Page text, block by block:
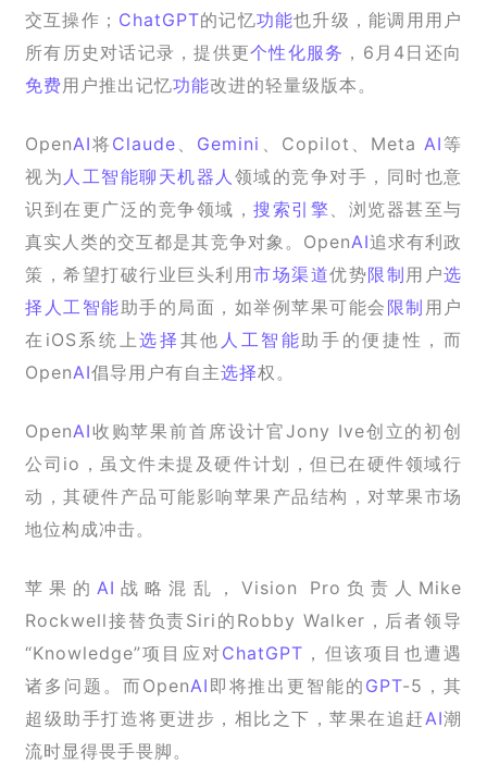
交互操作； ChatGPT的记忆功能也升级，能调用用户
所有历史对话记录，提供更个性化服务 ，6月4日还向
免费用户推出记忆功能改进的轻量级版本。
OpenAI将 Claude 、 Gemini 、Copilot、Meta AI 等
视为 人工智能聊天机器人 领域的竞争对手，同时也意
识到在更广泛的竞争领域， 搜索引擎、浏览器甚至与
真实人类的交互都是其竞争对象。OpenAI追求有利政
策，希望打破行业巨头利用市场渠道优势限制用户选
择 人工智能助手的局面，如举例苹果可能会 限制 用户
在iOS系统上选择 其他 人工智能助手的便捷性，而
OpenAI倡导用户有自主选择权。
OpenAI收购苹果前首席设计官Jony Ive创立的初创
公司io，虽文件未提及硬件计划，但已在硬件领域行
动，其硬件产品可能影响苹果产品结构，对苹果市场
地位构成冲击。
苹果的AI 战略混乱，Vision Pro负责人Mike
Rockwell接替负责Siri的Robby Walker，后者领导
“Knowledge”项目应对ChatGPT ，但该项目也遭遇
诸多问题。而OpenAI 即将推出更智能的 GPT-5，其
超级助手打造将更进步，相比之下，苹果在追赶AI潮
流时显得畏手畏脚。